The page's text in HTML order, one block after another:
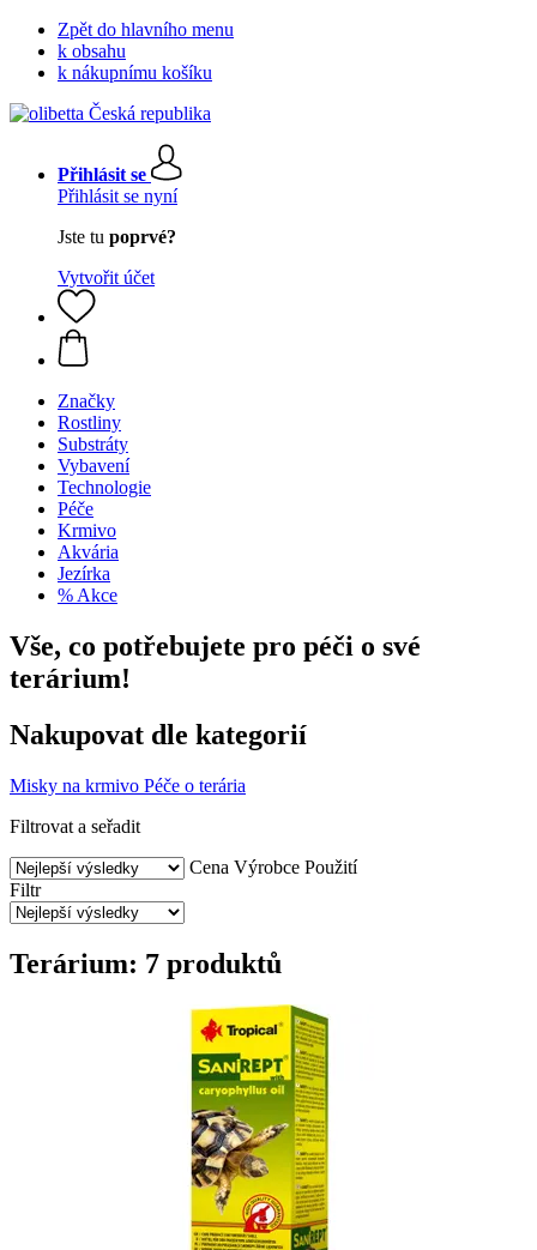
Zpět do hlavního menu
k obsahu
k nákupnímu košíku
Přihlásit se
Přihlásit se nyní
Jste tu poprvé?
Vytvořit účet
Značky
Rostliny
Substráty
Vybavení
Technologie
Péče
Krmivo
Akvária
Jezírka
% Akce
Vše, co potřebujete pro péči o své
terárium!
Nakupovat dle kategorií
Misky na krmivo Péče o terária
Filtrovat a seřadit
Cena Výrobce Použití
Filtr
Terárium: 7 produktů